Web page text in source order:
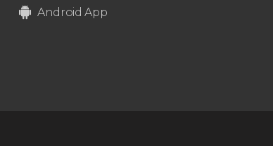
Android App